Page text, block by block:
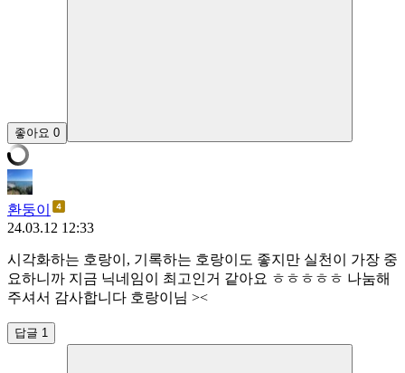
좋아요 0
환둥이
24.03.12 12:33
시각화하는 호랑이, 기록하는 호랑이도 좋지만 실천이 가장 중
요하니까 지금 닉네임이 최고인거 같아요 ㅎㅎㅎㅎㅎ 나눔해
주셔서 감사합니다 호랑이님 ><
답글 1